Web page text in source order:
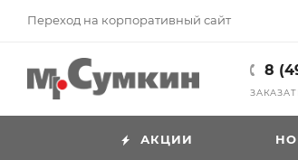
Переход на корпоративный сайт
8
АКЦИИ